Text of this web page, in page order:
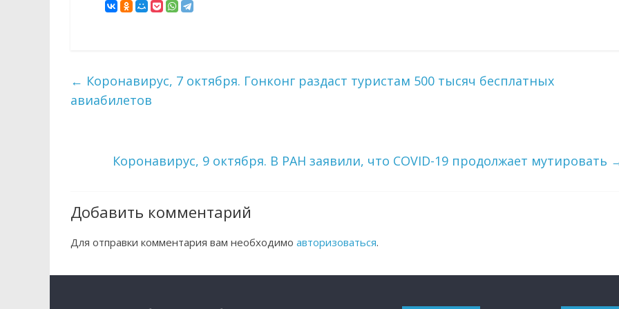
← Коронавирус, 7 октября. Гонконг раздаст туристам 500 тысяч бесплатных
авиабилетов
Коронавирус, 9 октября. В РАН заявили, что COVID-19 продолжает мутировать
Добавить комментарий
Для отправки комментария вам необходимо авторизоваться.